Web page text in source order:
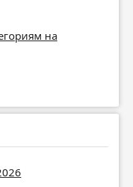
на